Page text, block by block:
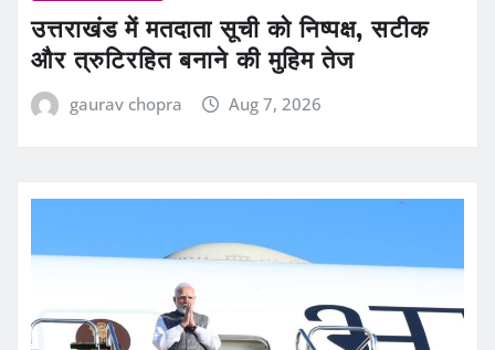
उत्तराखंड में मतदाता सूची को निष्पक्ष, सटीक
और त्रुटिरहित बनाने की मुहिम तेज
gaurav chopra Aug 7, 2026